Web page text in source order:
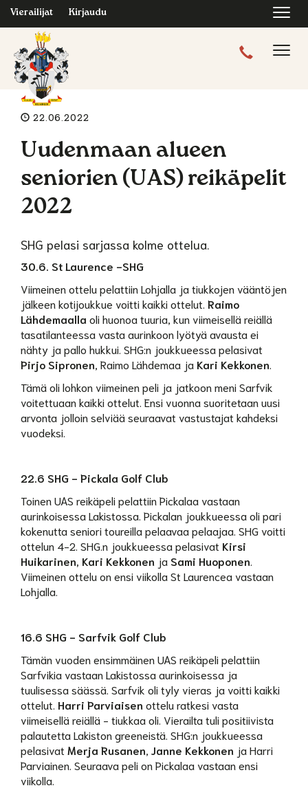
Vierailijat Kirjaudu
22.06.2022
Uudenmaan alueen
seniorien (UAS) reikäpelit
2022
SHG pelasi sarjassa kolme ottelua.
30.6. St Laurence -SHG
Viimeinen ottelu pelattiin Lohjalla ja tiukkojen vääntöjen
jälkeen kotijoukkue voitti kaikki ottelut. Raimo
Lähdemaalla oli huonoa tuuria, kun viimeisellä reiällä
tasatilanteessa vasta aurinkoon lyötyä avausta ei
nähty ja pallo hukkui. SHG:n joukkueessa pelasivat
Pirjo Sipronen , Raimo Lähdemaa ja Kari Kekkonen
Tämä oli lohkon viimeinen peli ja jatkoon meni Sarfvik
voitettuaan kaikki ottelut. Ensi vuonna suoritetaan uusi
arvonta jolloin selviää seuraavat vastustajat kahdeksi
vuodeksi.
22.6 SHG - Pickala Golf Club
Toinen UAS reikäpeli pelattiin Pickalaa vastaan
aurinkoisessa Lakistossa. Pickalan joukkueessa oli pari
kokenutta seniori toureilla pelaavaa pelaajaa. SHG voitti
ottelun 4-2. SHG.n joukkueessa pelasivat Kirsi
Huikarinen, Kari Kekkonen ja Sami Huoponen
Viimeinen ottelu on ensi viikolla St Laurencea vastaan
Lohjalla.
16.6 SHG - Sarfvik Golf Club
Tämän vuoden ensimmäinen UAS reikäpeli pelattiin
Sarfvikia vastaan Lakistossa aurinkoisessa ja
tuulisessa säässä. Sarfvik oli tyly vieras ja voitti kaikki
ottelut. Harri Parviaisen ottelu ratkesi vasta
viimeisellä reiällä - tiukkaa oli. Vierailta tuli positiivista
palautetta Lakiston greeneistä. SHG:n joukkueessa
pelasivat Merja Rusanen Janne Kekkonen ja Harri
Parviainen. Seuraava peli on Pickalaa vastaan ensi
viikolla.